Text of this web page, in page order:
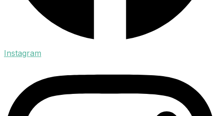
Instagram